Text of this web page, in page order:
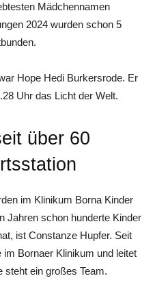
Mädchennamen
2024 wurden schon 5
Hope Hedi Burkersrode. Er
Uhr das Licht der Welt.
über 60
im Klinikum Borna Kinder
Jahren schon hunderte Kinder
ist Constanze Hupfer. Seit
Bornaer Klinikum und leitet
steht ein großes Team.